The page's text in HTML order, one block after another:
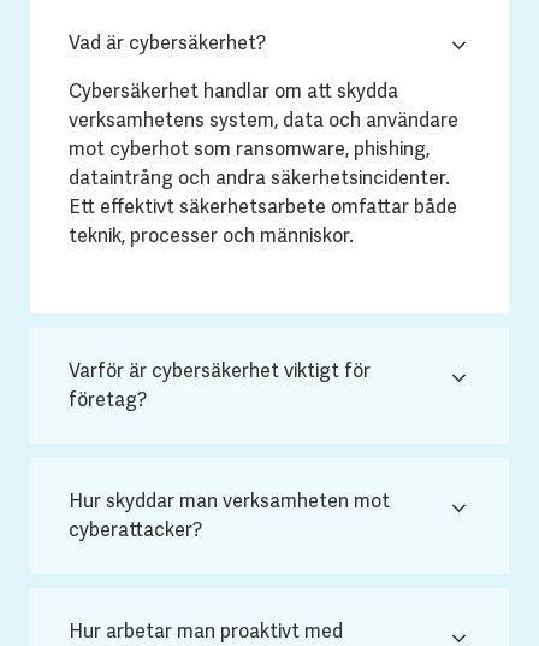
Vad är cybersäkerhet?
Cybersäkerhet handlar om att skydda
verksamhetens system, data och användare
mot cyberhot som ransomware, phishing,
dataintrång och andra säkerhetsincidenter.
Ett effektivt säkerhetsarbete omfattar både
teknik, processer och människor.
Varför är cybersäkerhet viktigt för
företag?
Hur skyddar man verksamheten mot
cyberattacker?
Hur arbetar man proaktivt med